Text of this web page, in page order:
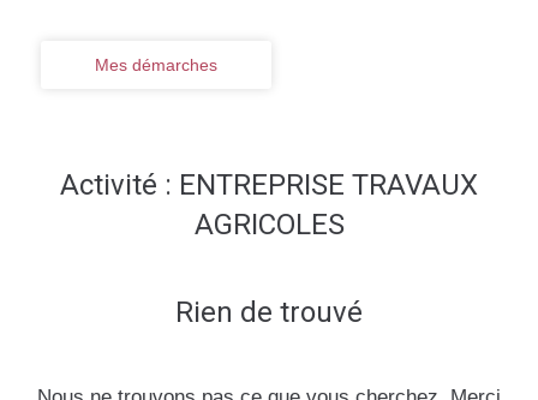
Mes démarches
Activité : ENTREPRISE TRAVAUX
AGRICOLES
Rien de trouvé